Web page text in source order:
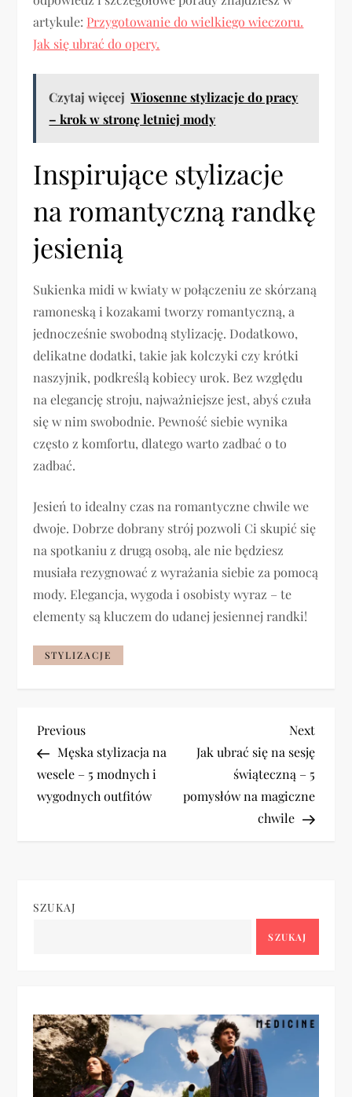
artykule: Przygotowanie do wielkiego wieczoru.
Jak się ubrać do opery.
Czytaj więcej Wiosenne stylizacje do pracy
– krok w stronę letniej mody
Inspirujące stylizacje
na romantyczną randkę
jesienią
Sukienka midi w kwiaty w połączeniu ze skórzaną
ramoneską i kozakami tworzy romantyczną, a
jednocześnie swobodną stylizację. Dodatkowo,
delikatne dodatki, takie jak kolczyki czy krótki
naszyjnik, podkreślą kobiecy urok. Bez względu
na elegancję stroju, najważniejsze jest, abyś czuła
się w nim swobodnie. Pewność siebie wynika
często z komfortu, dlatego warto zadbać o to
zadbać.
Jesień to idealny czas na romantyczne chwile we
dwoje. Dobrze dobrany strój pozwoli Ci skupić się
na spotkaniu z drugą osobą, ale nie będziesz
musiała rezygnować z wyrażania siebie za pomocą
mody. Elegancja, wygoda i osobisty wyraz – te
elementy są kluczem do udanej jesiennej randki!
STYLIZACJE
N
a
w
a
a
w
Previous
Post
Previous
Męska stylizacja na
wesele – 5 modnych i
wygodnych outfitów
Next
Post
Next
Jak ubrać się na sesję
świąteczną – 5
pomysłów na magiczne
chwile
SZUKAJ
SZUKAJ